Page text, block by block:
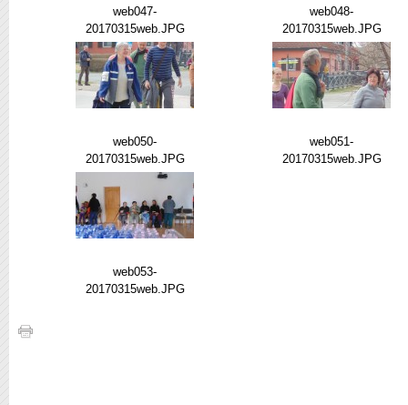
web047-
20170315web.JPG
web048-
20170315web.JPG
web050-
20170315web.JPG
web051-
20170315web.JPG
web053-
20170315web.JPG